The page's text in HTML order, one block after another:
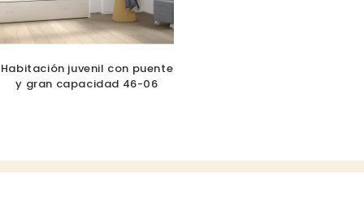
Habitación juvenil con puente
y gran capacidad 46-06